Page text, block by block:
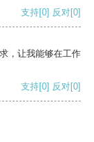
支持[0] 反对[0]
，让我能够在工作
支持[0] 反对[0]